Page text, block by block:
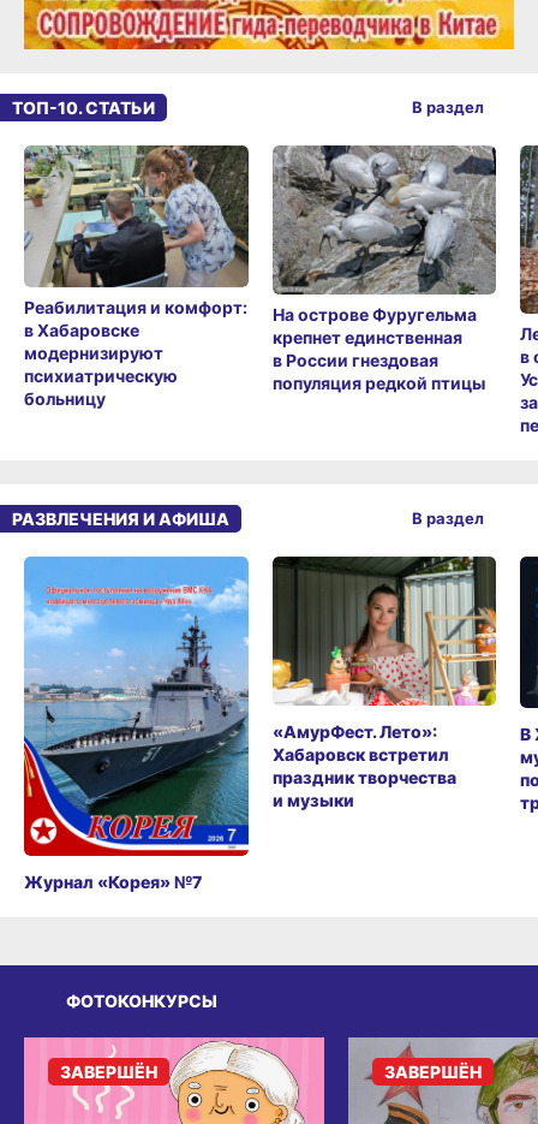
ТОП-10. СТАТЬИ
Реабилитация и комфорт:
в Хабаровске
модернизируют
психиатрическую
больницу
На острове Фуругельма
крепнет единственная
в России гнездовая
популяция редкой птицы
в
В раздел
РАЗВЛЕЧЕНИЯ И АФИША
Журнал «Корея» №7
«АмурФест. Лето»:
Хабаровск встретил
праздник творчества
и музыки
В
В раздел
ФОТОКОНКУРСЫ
ЗАВЕРШЁН ЗАВЕРШЁН